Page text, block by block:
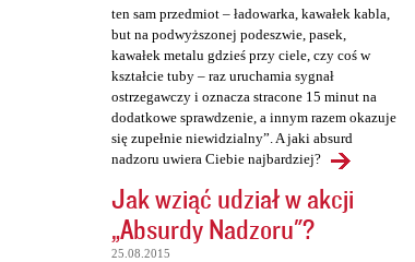
ten sam przedmiot – ładowarka, kawałek kabla,
but na podwyższonej podeszwie, pasek,
kawałek metalu gdzieś przy ciele, czy coś w
kształcie tuby – raz uruchamia sygnał
ostrzegawczy i oznacza stracone 15 minut na
dodatkowe sprawdzenie, a innym razem okazuje
się zupełnie niewidzialny”. A jaki absurd
nadzoru uwiera Ciebie najbardziej?
Jak wziąć udział w akcji
„Absurdy Nadzoru"?
25.08.2015